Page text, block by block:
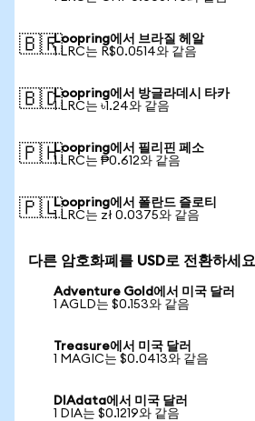
🇧🇷Loopring에서 브라질 헤알
1 LRC는 R$0.0514와 같음
🇧🇩Loopring에서 방글라데시 타카
1 LRC는 ৳1.24와 같음
🇵🇭Loopring에서 필리핀 페소
1 LRC는 ₱0.612와 같음
🇵🇱Loopring에서 폴란드 즐로티
1 LRC는 zł 0.0375와 같음
다른 암호화폐를 USD로 전환하세요
Adventure Gold에서 미국 달러
1 AGLD는 $0.153와 같음
Treasure에서 미국 달러
1 MAGIC는 $0.0413와 같음
DIAdata에서 미국 달러
1 DIA는 $0.1219와 같음